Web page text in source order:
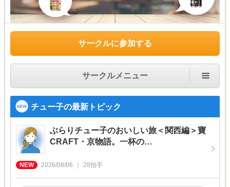
サークルに参加する
サークルメニュー
チュー子の最新トピック
ぶらりチュー子のおいしい旅＜関西編＞寶
CRAFT・京物語。一杯の…
2026/08/06 28拍手